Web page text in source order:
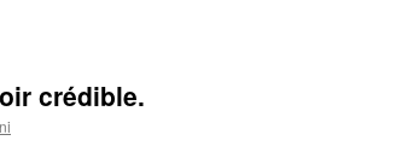
crédible.